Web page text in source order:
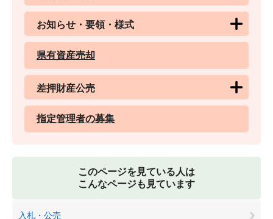
お知らせ・要領・様式
県有資産売却
差押財産公売
指定管理者の募集
このページを見ている人は
こんなページも見ています
入札・公売